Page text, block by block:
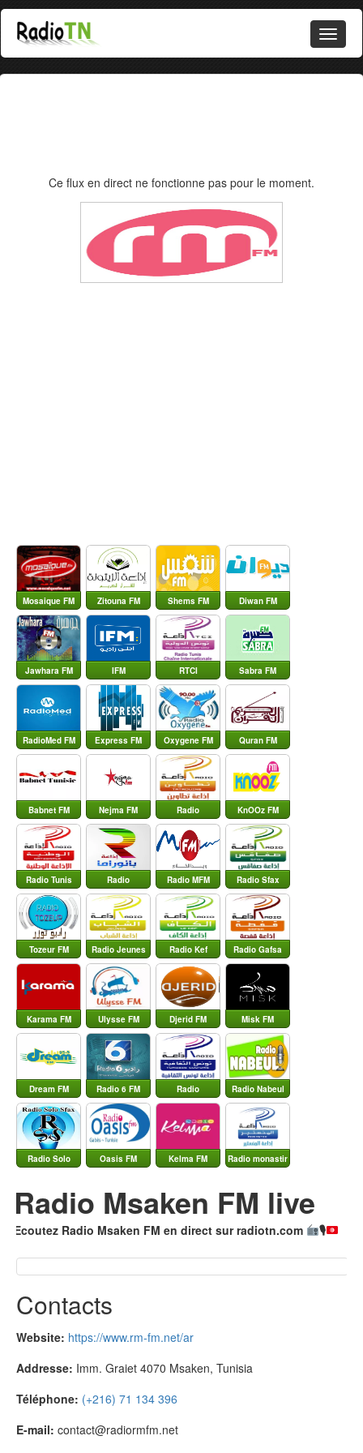
Ce flux en direct ne fonctionne pas pour le moment.
Mosaique FM Zitouna FM Shems FM Diwan FM
Jawhara FM IFM RTCI Sabra FM
RadioMed FM Express FM Oxygene FM Quran FM
Babnet FM Nejma FM
Radio
Tataouine
KnOOz FM
Radio Tunis
Nationale
Radio
Panorama
Tunis
Radio MFM Radio Sfax
Tozeur FM
Radio Jeunes
FM
Radio Kef Radio Gafsa
Karama FM Ulysse FM Djerid FM Misk FM
Dream FM Radio 6 FM
Radio
culturelle
Radio Nabeul
Radio Solo
Oasis FM Kelma FM Radio monastir
Radio Msaken FM live
Ecoutez Radio Msaken FM en direct sur radiotn.com 🎙
Contacts
Website: https://www.rm-fm.net/ar
Addresse: Imm. Graiet 4070 Msaken, Tunisia
Téléphone: (+216) 71 134 396
E-mail: contact@radiormfm.net